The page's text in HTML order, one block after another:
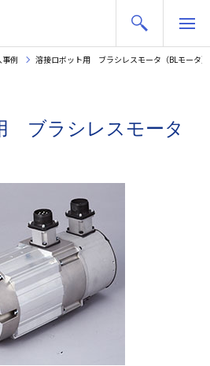
事例 溶接ロボット用 ブラシレスモータ（BLモータ）
ブラシレスモータ